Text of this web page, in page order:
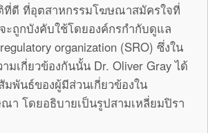
ดี ที่อุตสาหกรรมโฆษณาสมัครใจที่
ะถูกบังคับใช้โดยองค์กรกำกับดูแล
organization (SRO) ซึ่งใน
มเกี่ยวข้องกันนั้น Dr. Oliver Gray ได้
มพันธ์ของผู้มีส่วนเกี่ยวข้องใน
า โดยอธิบายเป็นรูปสามเหลี่ยมปิรา